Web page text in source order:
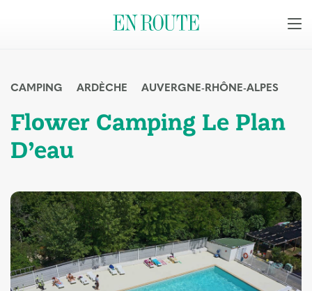
CAMPING ARDÈCHE AUVERGNE-RHÔNE-ALPES
Flower Camping Le Plan
D’eau